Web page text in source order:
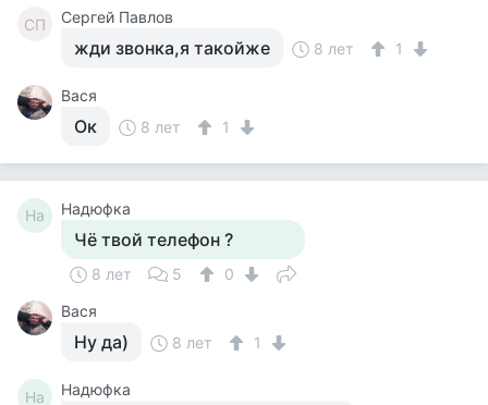
СП Сергей Павлов
жди звонка,я такойже 8 лет 1
Вася
Ок 8 лет 1
На Надюфка
Чё твой телефон ?
8 лет 5
0
Вася
Ну да) 8 лет 1
На Надюфка